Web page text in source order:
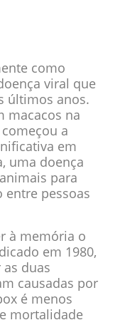
como
viral que
últimos anos.
macacos na
a
em
uma doença
para
entre pessoas
à memória o
em 1980,
duas
causadas por
é menos
mortalidade